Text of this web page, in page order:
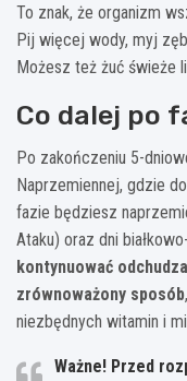
To znak, że organizm
Pij więcej wody, myj
Możesz też żuć świeże
Co dalej po
Po zakończeniu 5-
Naprzemiennej, gdzie
fazie będziesz
Ataku) oraz dni
kontynuować
zrównoważony sposób
niezbędnych witamin i
Ważne! Przed